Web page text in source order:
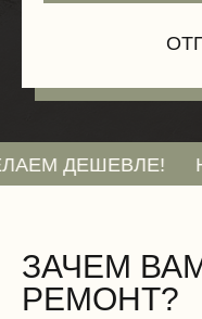
НАШЛИ
ЗАЧЕМ
РЕМОНТ?